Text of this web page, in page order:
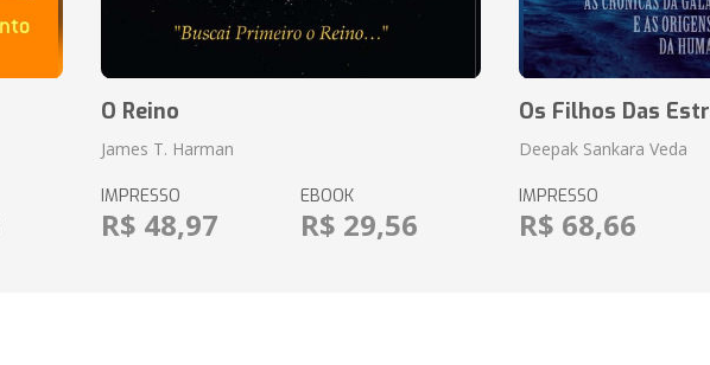
O Reino
James T. Harman
IMPRESSO
R$ 48,97
EBOOK
R$ 29,56
Os Filhos Das
Deepak Sankara Veda
IMPRESSO
R$ 68,66